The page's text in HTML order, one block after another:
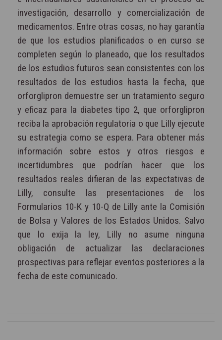
investigación, desarrollo y comercialización de
medicamentos. Entre otras cosas, no hay garantía
de que los estudios planificados o en curso se
completen según lo planeado, que los resultados
de los estudios futuros sean consistentes con los
resultados de los estudios hasta la fecha, que
orforglipron demuestre ser un tratamiento seguro
y eficaz para la diabetes tipo 2, que orforglipron
reciba la aprobación regulatoria o que Lilly ejecute
su estrategia como se espera. Para obtener más
información sobre estos y otros riesgos e
incertidumbres que podrían hacer que los
resultados reales difieran de las expectativas de
Lilly, consulte las presentaciones de los
Formularios 10-K y 10-Q de Lilly ante la Comisión
de Bolsa y Valores de los Estados Unidos. Salvo
que lo exija la ley, Lilly no asume ninguna
obligación de actualizar las declaraciones
prospectivas para reflejar eventos posteriores a la
fecha de este comunicado.